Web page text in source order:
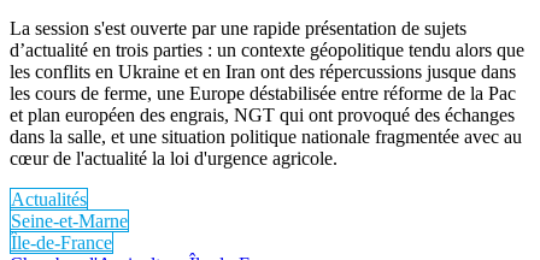
La session s'est ouverte par une rapide présentation de sujets
d’actualité en trois parties : un contexte géopolitique tendu alors que
les conflits en Ukraine et en Iran ont des répercussions jusque dans
les cours de ferme, une Europe déstabilisée entre réforme de la Pac
et plan européen des engrais, NGT qui ont provoqué des échanges
dans la salle, et une situation politique nationale fragmentée avec au
cœur de l'actualité la loi d'urgence agricole.
Actualités
Seine-et-Marne
Île-de-France